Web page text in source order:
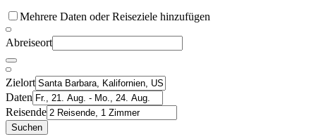
Mehrere Daten oder Reiseziele hinzufügen
Abreiseort
Zielort
Daten
Reisende
Suchen